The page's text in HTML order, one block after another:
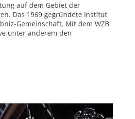
auf dem Gebiet der
Das 1969 gegründete Institut
Gemeinschaft. Mit dem WZB
unter anderem den